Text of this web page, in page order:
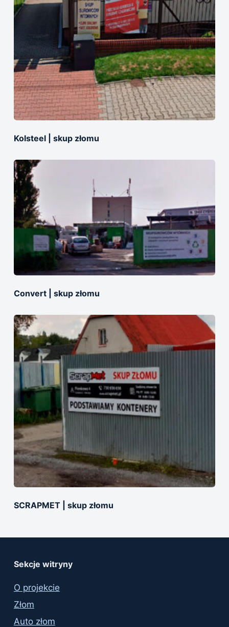
Kolsteel | skup złomu
Convert | skup złomu
SCRAPMET | skup złomu
Sekcje witryny
O projekcie
Złom
Auto złom